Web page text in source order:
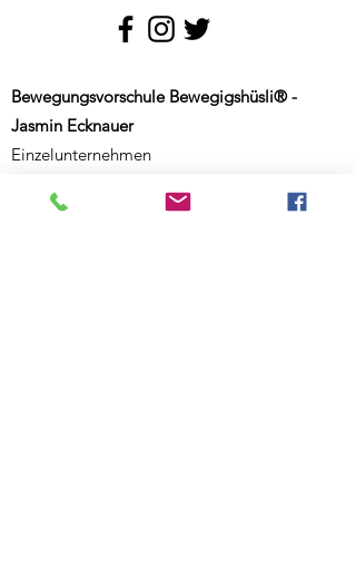
Bewegungsvorschule Bewegigshüsli® -
Jasmin Ecknauer
Einzelunternehmen
Haldenhof 5